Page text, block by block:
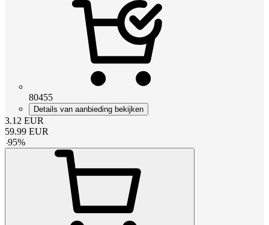
80455
Details van aanbieding bekijken
3.12 EUR
59.99 EUR
-95%